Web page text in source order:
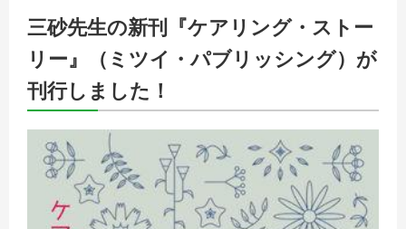
三砂先生の新刊『ケアリング・ストー
リー』（ミツイ・パブリッシング）が
刊行しました！